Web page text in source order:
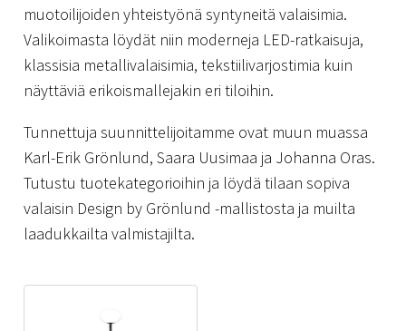
muotoilijoiden yhteistyönä syntyneitä valaisimia.
Valikoimasta löydät niin moderneja LED-ratkaisuja,
klassisia metallivalaisimia, tekstiilivarjostimia kuin
näyttäviä erikoismallejakin eri tiloihin.
Tunnettuja suunnittelijoitamme ovat muun muassa
Karl-Erik Grönlund, Saara Uusimaa ja Johanna Oras.
Tutustu tuotekategorioihin ja löydä tilaan sopiva
valaisin Design by Grönlund -mallistosta ja muilta
laadukkailta valmistajilta.